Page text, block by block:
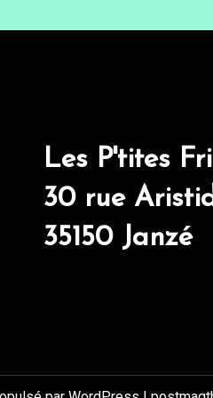
Les P'tites
30 rue
35150 Janzé